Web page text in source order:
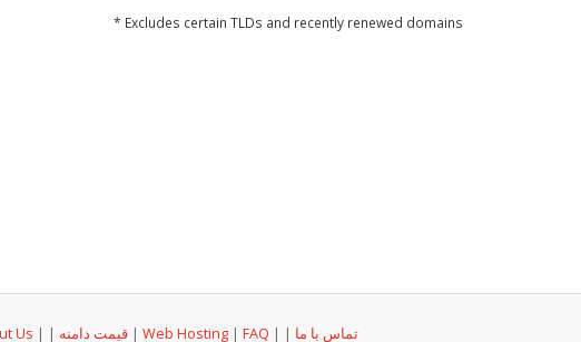
* Excludes certain TLDs and recently renewed domains
Us | | قیمت دامنه| Web Hosting| FAQ | | تماس با ما